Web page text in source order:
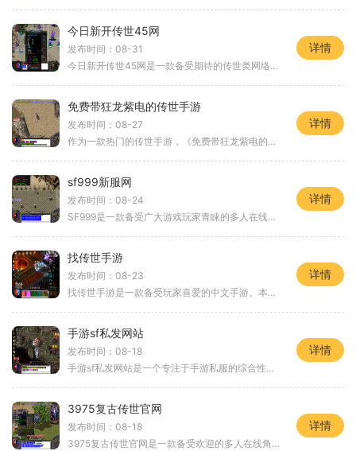
今日新开传世45网
发布时间：08-31
今日新开传世45网是一款备受期待的传世类网络游戏。该游戏精心打造了丰富的游戏玩法，让玩家们能够尽情体验到古老传世的神奇魅力。下面就让我们一起来了解一下今日新开传世45网
详情
免费带狂龙紫电的传世手游
发布时间：08-27
作为一款热门的传世手游，《免费带狂龙紫电的传世手游》给玩家们带来了全新的游戏体验。这款游戏不仅拥有精美的画面和华丽的技能特效，而且还提供了丰富多样的玩法，让玩家们
详情
sf999新服网
发布时间：08-24
SF999是一款备受广大游戏玩家青睐的多人在线角色扮演游戏。作为一款热门的新服，SF999新服网为玩家们提供了全新的游戏体验和各种刺激的玩法。无论是对于新手玩家还是老手玩家来说
详情
找传世手游
发布时间：08-23
找传世手游是一款备受玩家喜爱的中文手游。本游戏以其精美的画面、刺激的战斗系统和丰富多样的玩法而闻名于世。我们将为大家详细介绍一下这款游戏的具体玩法，让您对它有一个
详情
手游sf私发网站
发布时间：08-18
手游sf私发网站是一个专注于手游私服的综合性网站，为广大玩家提供各类高品质的手游私服资源。在这个网站上，你可以找到各种流行的手游私服，享受不同于官方服的游戏乐趣。手游
详情
3975复古传世官网
发布时间：08-18
3975复古传世官网是一款备受欢迎的多人在线角色扮演游戏。在这个世界里，玩家可以选择不同的职业，与其他玩家一起探索广阔的游戏世界，完成各种任务和挑战，创造属于自己的传奇
详情